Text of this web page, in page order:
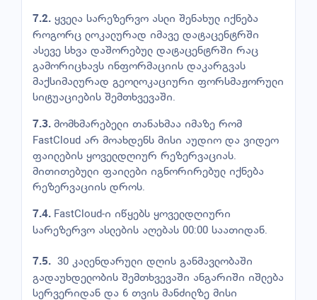
7.2. ყველა სარეზერვო ასლი შენახულ იქნება
როგორც ლოკალურად იმავე დატაცენტრში
ასევე სხვა დაშორებულ დატაცენტრში რაც
გამორიცხავს ინფორმაციის დაკარგვას
მაქსიმალურად გეოლოკაციური ფორსმაჟორული
სიტუაციების შემთხვევაში.
7.3. მომხმარებელი თანახმაა იმაზე რომ
FastCloud არ მოახდენს მისი აუდიო და ვიდეო
ფაილების ყოველდღიურ რეზერვაციას.
მითითებული ფაილები იგნორირებულ იქნება
რეზერვაციის დროს.
7.4. FastCloud-ი იწყებს ყოველდღიური
სარეზერვო ასლების აღებას 00:00 საათიდან.
7.5. 30 კალენდარული დღის განმავლობაში
გადაუხდელობის შემთხვევაში ანგარიში იშლება
სერვერიდან და 6 თვის მანძილზე მისი